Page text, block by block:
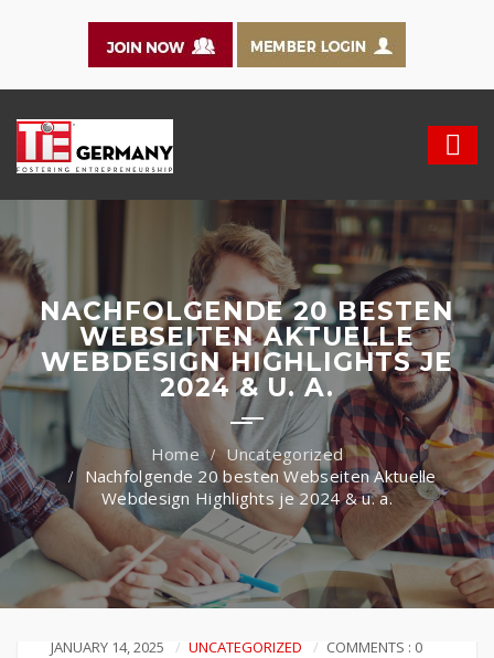
NACHFOLGENDE 20 BESTEN
WEBSEITEN AKTUELLE
WEBDESIGN HIGHLIGHTS JE
2024 & U. A.
Uncategorized
Nachfolgende 20 besten Webseiten Aktuelle
Webdesign Highlights je 2024 & u. a.
JANUARY 14, 2025 UNCATEGORIZED COMMENTS : 0